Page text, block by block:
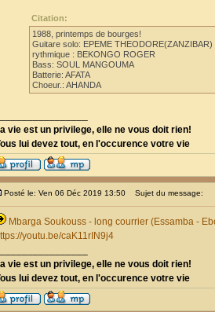
Citation:
1988, printemps de bourges!
Guitare solo: EPEME THEODORE(ZANZIBAR)
rythmique : BEKONGO ROGER
Bass: SOUL MANGOUMA
Batterie: AFATA
Choeur.: AHANDA
vie est un privilege, elle ne vous doit rien!
lui devez tout, en l'occurence votre vie
Posté le: Ven 06 Déc 2019 13:50 Sujet du message:
Mbarga Soukouss - long courrier (Essamba -
youtu.be/caK11rIN9j4
vie est un privilege, elle ne vous doit rien!
lui devez tout, en l'occurence votre vie